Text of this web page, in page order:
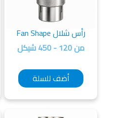
رأس شلال Fan Shape
من 120 - 450 شيكل
أضف للسلة